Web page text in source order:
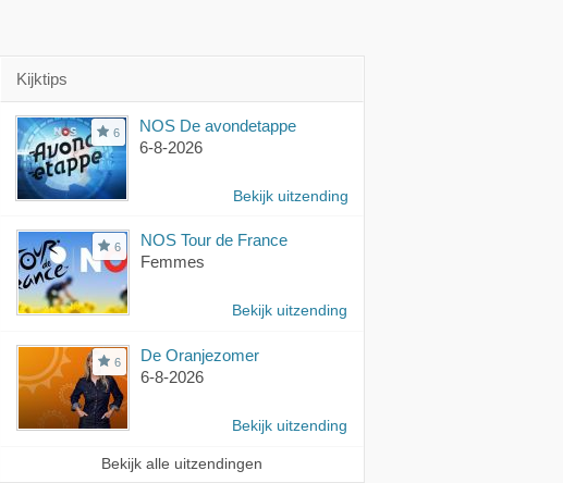
Kijktips
6
NOS De avondetappe
6-8-2026
Bekijk uitzending
6
NOS Tour de France
Femmes
Bekijk uitzending
6
De Oranjezomer
6-8-2026
Bekijk uitzending
Bekijk alle uitzendingen